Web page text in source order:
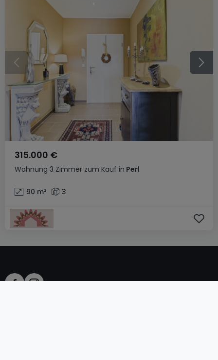
Wohnung 3 Zimmer zum Kauf in Perl
315.000 €
90 m² 3